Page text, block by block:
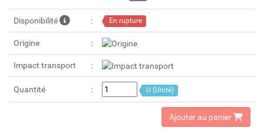
Disponibilité En rupture
Origine
Impact transport
Quantité U (Unité)
Ajouter au panier